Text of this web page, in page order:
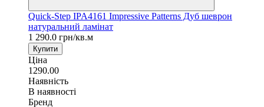
Quick-Step IPA4161 Impressive Patterns Дуб шеврон
натуральний ламінат
1 290.0 грн/кв.м
Купити
Ціна
1290.00
Наявність
В наявності
Бренд